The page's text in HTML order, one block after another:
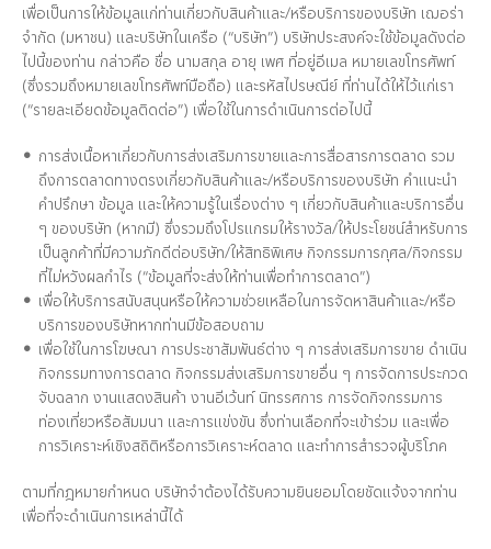
เพื่อเป็นการให้ข้อมูลแก่ท่านเกี่ยวกับสินค้าและ/หรือบริการของบริษัท เฌอร่า
จำกัด (มหาชน) และบริษัทในเครือ (“บริษัท”) บริษัทประสงค์จะใช้ข้อมูลดังต่อ
ไปนี้ของท่าน กล่าวคือ ชื่อ นามสกุล อายุ เพศ ที่อยู่อีเมล หมายเลขโทรศัพท์
(ซึ่งรวมถึงหมายเลขโทรศัพท์มือถือ) และรหัสไปรษณีย์ ที่ท่านได้ให้ไว้แก่เรา
(“รายละเอียดข้อมูลติดต่อ”) เพื่อใช้ในการดำเนินการต่อไปนี้
การส่งเนื้อหาเกี่ยวกับการส่งเสริมการขายและการสื่อสารการตลาด รวม
ถึงการตลาดทางตรงเกี่ยวกับสินค้าและ/หรือบริการของบริษัท คำแนะนำ
คำปรึกษา ข้อมูล และให้ความรู้ในเรื่องต่าง ๆ เกี่ยวกับสินค้าและบริการอื่น
ๆ ของบริษัท (หากมี) ซึ่งรวมถึงโปรแกรมให้รางวัล/ให้ประโยชน์สำหรับการ
เป็นลูกค้าที่มีความภักดีต่อบริษัท/ให้สิทธิพิเศษ กิจกรรมการกุศล/กิจกรรม
ที่ไม่หวังผลกำไร (“ข้อมูลที่จะส่งให้ท่านเพื่อทำการตลาด”)
เพื่อให้บริการสนับสนุนหรือให้ความช่วยเหลือในการจัดหาสินค้าและ/หรือ
บริการของบริษัทหากท่านมีข้อสอบถาม
เพื่อใช้ในการโฆษณา การประชาสัมพันธ์ต่าง ๆ การส่งเสริมการขาย ดำเนิน
กิจกรรมทางการตลาด กิจกรรมส่งเสริมการขายอื่น ๆ การจัดการประกวด
จับฉลาก งานแสดงสินค้า งานอีเว้นท์ นิทรรศการ การจัดกิจกรรมการ
ท่องเที่ยวหรือสัมมนา และการแข่งขัน ซึ่งท่านเลือกที่จะเข้าร่วม และเพื่อ
การวิเคราะห์เชิงสถิติหรือการวิเคราะห์ตลาด และทำการสำรวจผู้บริโภค
ตามที่กฎหมายกำหนด บริษัทจำต้องได้รับความยินยอมโดยชัดแจ้งจากท่าน
เพื่อที่จะดำเนินการเหล่านี้ได้